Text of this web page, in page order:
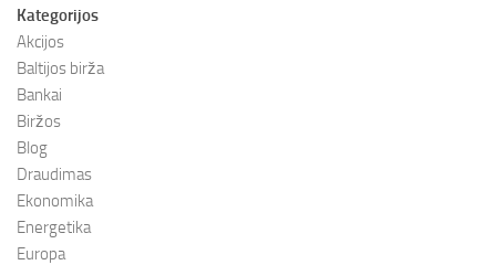
Kategorijos
Akcijos
Baltijos birža
Bankai
Biržos
Blog
Draudimas
Ekonomika
Energetika
Europa